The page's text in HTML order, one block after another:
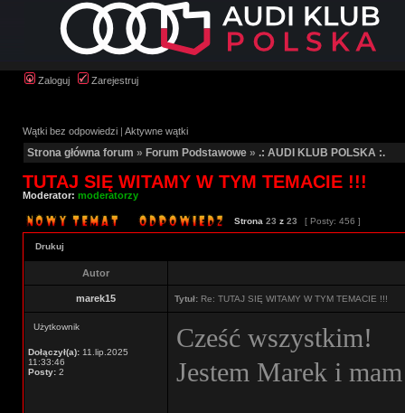
Zaloguj Zarejestruj
Wątki bez odpowiedzi | Aktywne wątki
Strona główna forum » Forum Podstawowe » .: AUDI KLUB POLSKA :.
TUTAJ SIĘ WITAMY W TYM TEMACIE !!!
Moderator: moderatorzy
Strona 23 z 23 [ Posty: 456 ]
Drukuj
Autor
marek15 Tytuł: Re: TUTAJ SIĘ WITAMY W TYM TEMACIE !!!
Użytkownik
Dołączył(a): 11.lip.2025
11:33:46
Posty: 2
Cześć wszystkim!
Jestem Marek i